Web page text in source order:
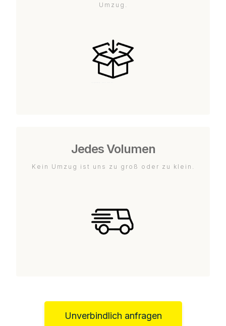
Umzug.
Jedes Volumen
Kein Umzug ist uns zu groß oder zu klein.
Unverbindlich anfragen